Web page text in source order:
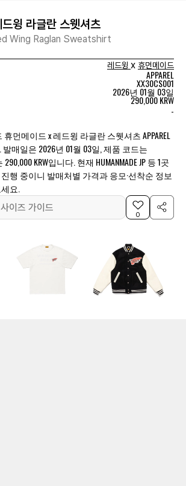
윙 라글란 스웻셔츠
Wing Raglan Sweatshirt
레드윙 x 휴먼메이드
APPAREL
XX30CS001
2026년 01월 03일
290,000 KRW
-
먼메이드 x 레드윙 라글란 스웻셔츠 APPAREL
매일은 2026년 01월 03일, 제품 코드는
KRW입니다. 현재 HUMANMADE JP 등 1곳
행 중이니 발매처별 가격과 응모·선착순 정보
요.
사이즈 가이드
0